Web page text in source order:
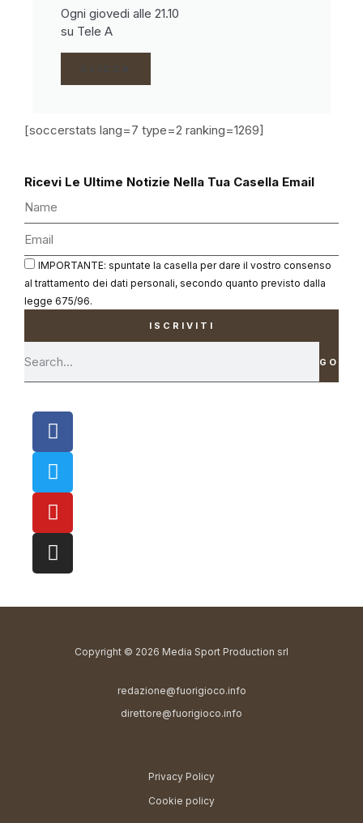
Ogni giovedi alle 21.10
su Tele A
CLICCA
[soccerstats lang=7 type=2 ranking=1269]
Ricevi Le Ultime Notizie Nella Tua Casella Email
IMPORTANTE: spuntate la casella per dare il vostro consenso
al trattamento dei dati personali, secondo quanto previsto dalla
legge 675/96.
ISCRIVITI
GO
Copyright © 2026 Media Sport Production srl
redazione@fuorigioco.info
direttore@fuorigioco.info
Privacy Policy
Cookie policy